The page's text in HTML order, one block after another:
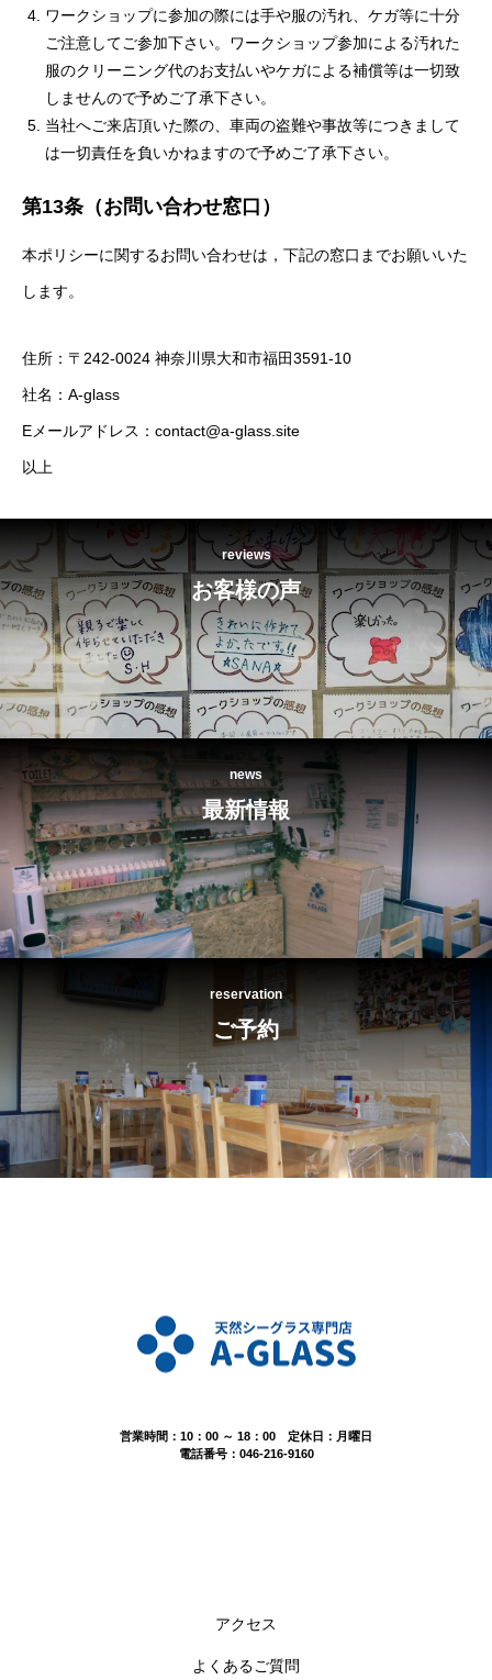
ワークショップに参加の際には手や服の汚れ、ケガ等に十分
ご注意してご参加下さい。ワークショップ参加による汚れた
服のクリーニング代のお支払いやケガによる補償等は一切致
しませんので予めご了承下さい。
当社へご来店頂いた際の、車両の盗難や事故等につきまして
は一切責任を負いかねますので予めご了承下さい。
第13条（お問い合わせ窓口）
本ポリシーに関するお問い合わせは，下記の窓口までお願いいた
します。
住所：〒242-0024 神奈川県大和市福田3591-10
社名：A-glass
Eメールアドレス：contact@a-glass.site
以上
reviews
お客様の声
news
最新情報
reservation
ご予約
営業時間：10：00 ～ 18：00 定休日：月曜日
電話番号：046-216-9160
アクセス
よくあるご質問